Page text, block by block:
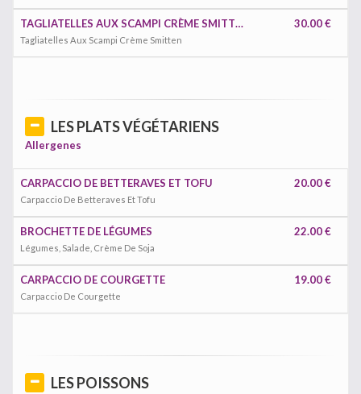
TAGLIATELLES AUX SCAMPI CRÈME SMITTEN
Tagliatelles Aux Scampi Crème Smitten
30.00 €
LES PLATS VÉGÉTARIENS
Allergenes
CARPACCIO DE BETTERAVES ET TOFU
Carpaccio De Betteraves Et Tofu
20.00 €
BROCHETTE DE LÉGUMES
Légumes, Salade, Crème De Soja
22.00 €
CARPACCIO DE COURGETTE
Carpaccio De Courgette
19.00 €
LES POISSONS